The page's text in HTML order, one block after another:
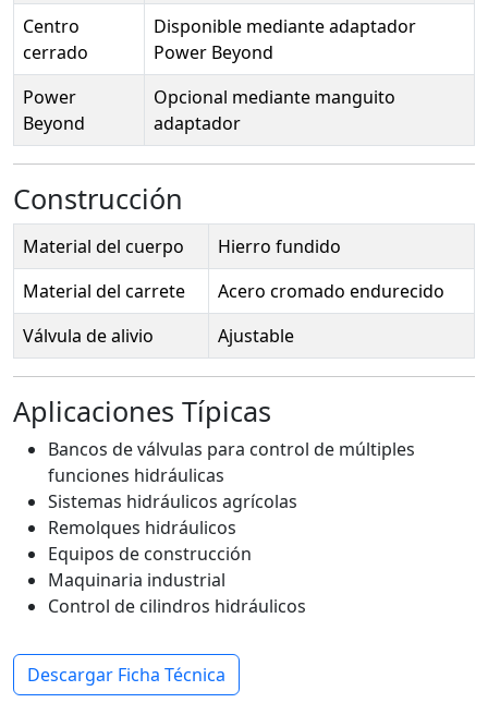
Centro
cerrado
Disponible mediante adaptador
Power Beyond
Power
Beyond
Opcional mediante manguito
adaptador
Construcción
Material del cuerpo
Hierro fundido
Material del carrete
Acero cromado endurecido
Válvula de alivio
Ajustable
Aplicaciones Típicas
Bancos de válvulas para control de múltiples
funciones hidráulicas
Sistemas hidráulicos agrícolas
Remolques hidráulicos
Equipos de construcción
Maquinaria industrial
Control de cilindros hidráulicos
Descargar Ficha Técnica